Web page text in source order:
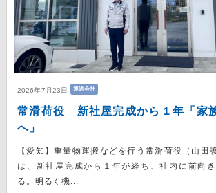
2026年7月23日 運送会社
常滑荷役 新社屋完成から１年「家
へ」
【愛知】重量物運搬などを行う常滑荷役（山田
は、新社屋完成から１年が経ち、社内に前向
る。明るく機...